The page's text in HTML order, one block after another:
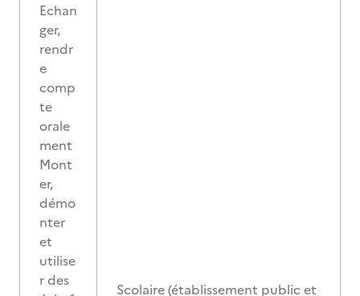
Echan
ger,
rendr
e
comp
te
orale
ment
Mont
er,
démo
nter
et
utilise
r des
Scolaire (établissement public et